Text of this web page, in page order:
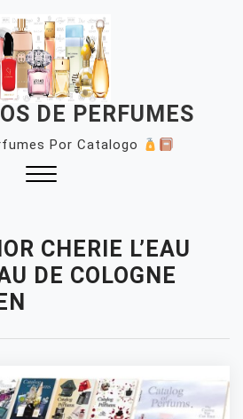
DE PERFUMES
Por Catalogo
CHERIE L’EAU
DE COLOGNE